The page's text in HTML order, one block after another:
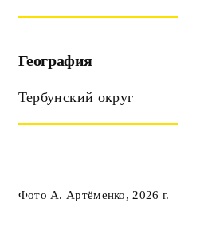
География
Тербунский округ
Фото А. Артёменко, 2026 г.